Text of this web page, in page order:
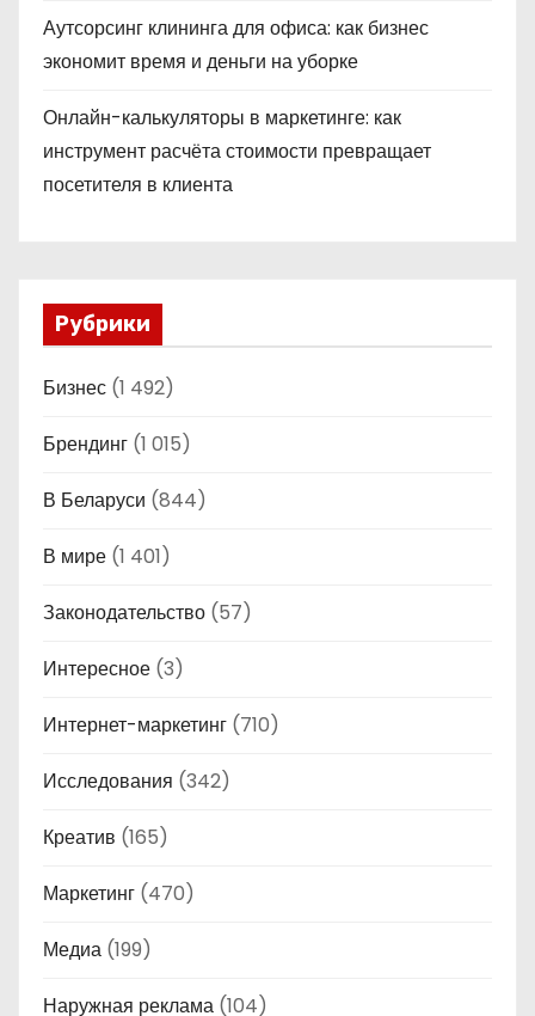
Аутсорсинг клининга для офиса: как бизнес
экономит время и деньги на уборке
Онлайн-калькуляторы в маркетинге: как
инструмент расчёта стоимости превращает
посетителя в клиента
Рубрики
Бизнес (1 492)
Брендинг (1 015)
В Беларуси (844)
В мире (1 401)
Законодательство (57)
Интересное (3)
Интернет-маркетинг (710)
Исследования (342)
Креатив (165)
Маркетинг (470)
Медиа (199)
Наружная реклама (104)